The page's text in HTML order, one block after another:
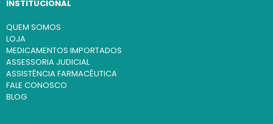
INSTITUCIONAL
QUEM SOMOS
LOJA
MEDICAMENTOS IMPORTADOS
ASSESSORIA JUDICIAL
ASSISTÊNCIA FARMACÊUTICA
FALE CONOSCO
BLOG